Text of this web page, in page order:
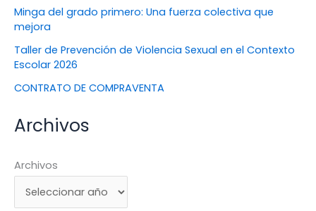
Minga del grado primero: Una fuerza colectiva que
mejora
Taller de Prevención de Violencia Sexual en el Contexto
Escolar 2026
CONTRATO DE COMPRAVENTA
Archivos
Archivos